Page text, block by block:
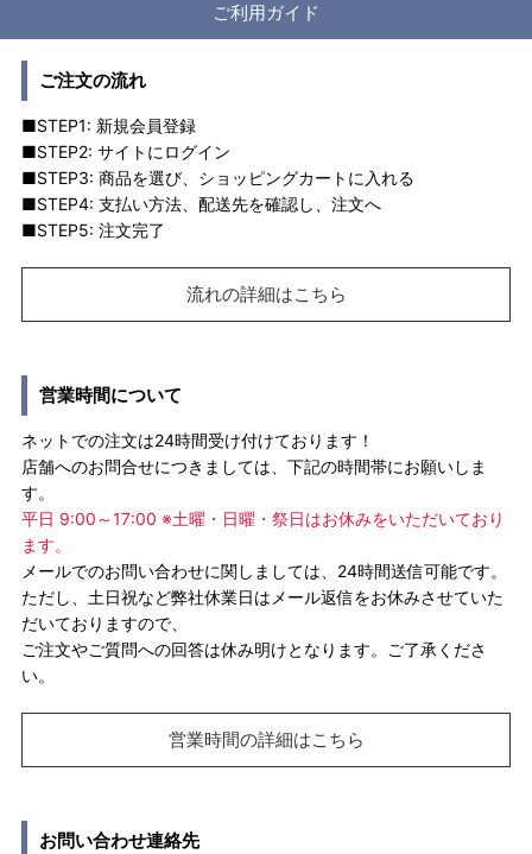
ご利用ガイド
ご注文の流れ
■STEP1: 新規会員登録
■STEP2: サイトにログイン
■STEP3: 商品を選び、ショッピングカートに入れる
■STEP4: 支払い方法、配送先を確認し、注文へ
■STEP5: 注文完了
流れの詳細はこちら
営業時間について
ネットでの注文は24時間受け付けております！
店舗へのお問合せにつきましては、下記の時間帯にお願いしま
す。
平日 9:00～17:00 ※土曜・日曜・祭日はお休みをいただいており
ます。
メールでのお問い合わせに関しましては、24時間送信可能です。
ただし、土日祝など弊社休業日はメール返信をお休みさせていた
だいておりますので、
ご注文やご質問への回答は休み明けとなります。ご了承くださ
い。
営業時間の詳細はこちら
お問い合わせ連絡先